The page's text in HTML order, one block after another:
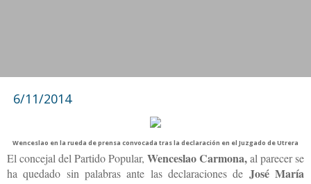
6/11/2014
Wenceslao en la rueda de prensa convocada tras la declaración en el Juzgado de Utrera
El concejal del Partido Popular, Wenceslao Carmona,al parecer se
ha quedado sin palabras ante las declaraciones de José María